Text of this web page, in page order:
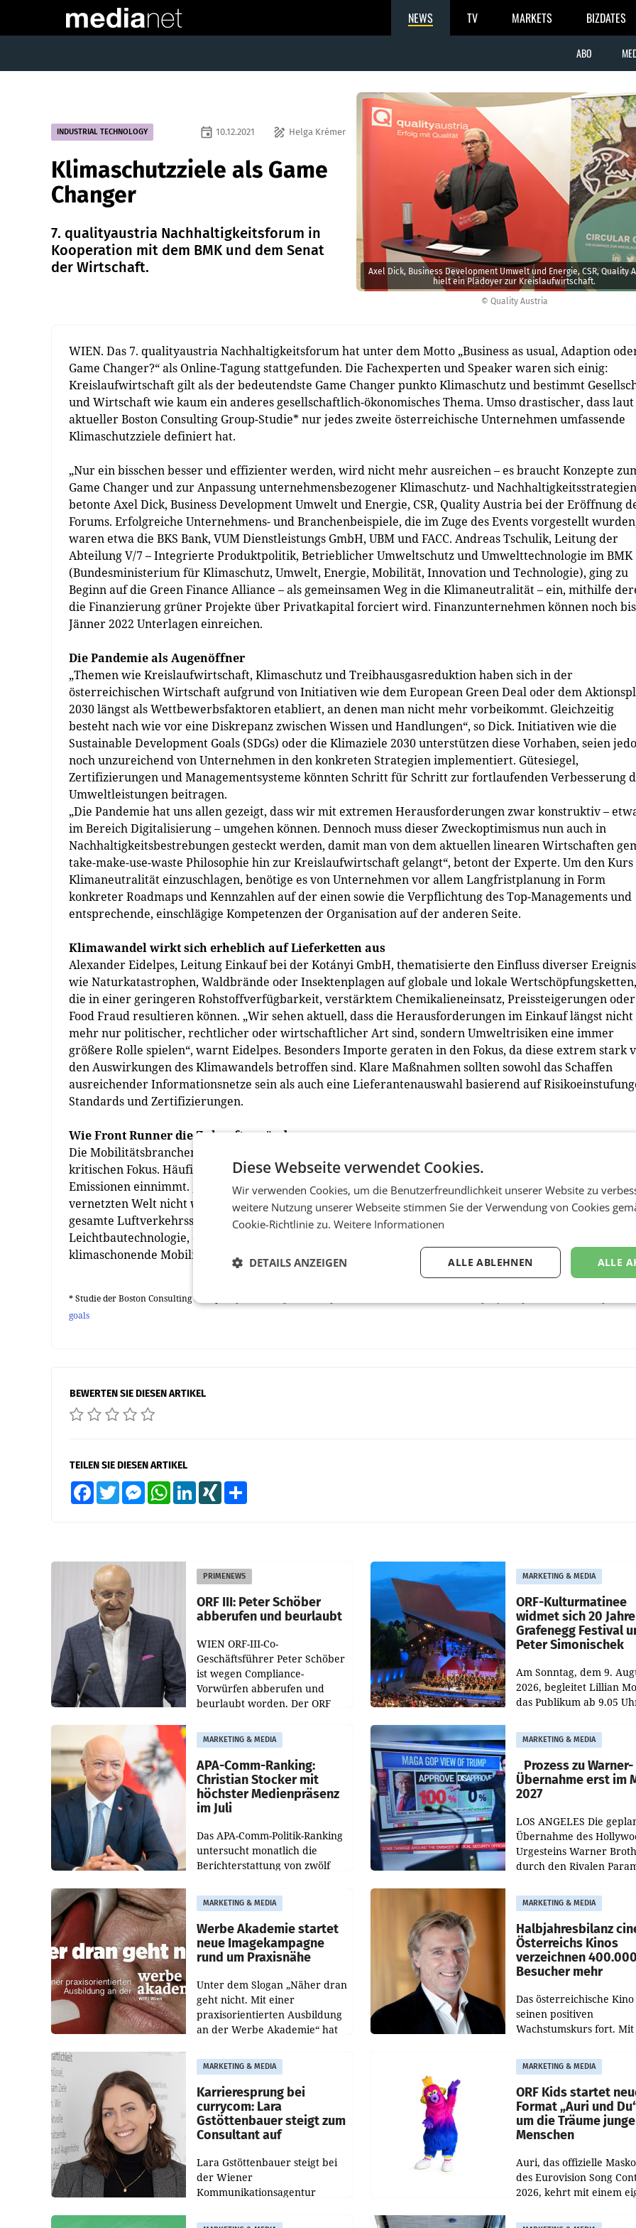
NEWS TV MARKETS BIZDATES
ABO
© Quality Austria
Axel Dick, Business Development Umwelt und Energie, CSR, Quality
hielt ein Plädoyer zur Kreislaufwirtschaft.
INDUSTRIAL TECHNOLOGY draw Helga Krémer
event 10.12.2021
Klimaschutzziele als Game
Changer
7. qualityaustria Nachhaltigkeitsforum in
Kooperation mit dem BMK und dem Senat
der Wirtschaft.
WIEN. Das 7. qualityaustria Nachhaltigkeitsforum hat unter dem Motto „Business as usual, Adaption
Game Changer?“ als Online-Tagung stattgefunden. Die Fachexperten und Speaker waren sich einig:
Kreislaufwirtschaft gilt als der bedeutendste Game Changer punkto Klimaschutz und bestimmt
und Wirtschaft wie kaum ein anderes gesellschaftlich-ökonomisches Thema. Umso drastischer, dass laut
aktueller Boston Consulting Group-Studie* nur jedes zweite österreichische Unternehmen umfassende
Klimaschutzziele definiert hat.
„Nur ein bisschen besser und effizienter werden, wird nicht mehr ausreichen – es braucht Konzepte
Game Changer und zur Anpassung unternehmensbezogener Klimaschutz- und
betonte Axel Dick, Business Development Umwelt und Energie, CSR, Quality Austria bei der Eröffnung
Forums. Erfolgreiche Unternehmens- und Branchenbeispiele, die im Zuge des Events vorgestellt
waren etwa die BKS Bank, VUM Dienstleistungs GmbH, UBM und FACC. Andreas Tschulik, Leitung der
Abteilung V/7 – Integrierte Produktpolitik, Betrieblicher Umweltschutz und Umwelttechnologie im BMK
(Bundesministerium für Klimaschutz, Umwelt, Energie, Mobilität, Innovation und Technologie), ging zu
Beginn auf die Green Finance Alliance – als gemeinsamen Weg in die Klimaneutralität – ein, mithilfe
die Finanzierung grüner Projekte über Privatkapital forciert wird. Finanzunternehmen können noch
Jänner 2022 Unterlagen einreichen.
Die Pandemie als Augenöffner
„Themen wie Kreislaufwirtschaft, Klimaschutz und Treibhausgasreduktion haben sich in der
österreichischen Wirtschaft aufgrund von Initiativen wie dem European Green Deal oder dem
2030 längst als Wettbewerbsfaktoren etabliert, an denen man nicht mehr vorbeikommt. Gleichzeitig
besteht nach wie vor eine Diskrepanz zwischen Wissen und Handlungen“, so Dick. Initiativen wie die
Sustainable Development Goals (SDGs) oder die Klimaziele 2030 unterstützen diese Vorhaben, seien
noch unzureichend von Unternehmen in den konkreten Strategien implementiert. Gütesiegel,
Zertifizierungen und Managementsysteme könnten Schritt für Schritt zur fortlaufenden Verbesserung
Umweltleistungen beitragen.
„Die Pandemie hat uns allen gezeigt, dass wir mit extremen Herausforderungen zwar konstruktiv –
im Bereich Digitalisierung – umgehen können. Dennoch muss dieser Zweckoptimismus nun auch in
Nachhaltigkeitsbestrebungen gesteckt werden, damit man von dem aktuellen linearen Wirtschaften
take-make-use-waste Philosophie hin zur Kreislaufwirtschaft gelangt“, betont der Experte. Um den
Klimaneutralität einzuschlagen, benötige es von Unternehmen vor allem Langfristplanung in Form
konkreter Roadmaps und Kennzahlen auf der einen sowie die Verpflichtung des Top-Managements und
entsprechende, einschlägige Kompetenzen der Organisation auf der anderen Seite.
Klimawandel wirkt sich erheblich auf Lieferketten aus
Alexander Eidelpes, Leitung Einkauf bei der Kotányi GmbH, thematisierte den Einfluss diverser
wie Naturkatastrophen, Waldbrände oder Insektenplagen auf globale und lokale Wertschöpfungsketten,
die in einer geringeren Rohstoffverfügbarkeit, verstärktem Chemikalieneinsatz, Preissteigerungen oder
Food Fraud resultieren können. „Wir sehen aktuell, dass die Herausforderungen im Einkauf längst nicht
mehr nur politischer, rechtlicher oder wirtschaftlicher Art sind, sondern Umweltrisiken eine immer
größere Rolle spielen“, warnt Eidelpes. Besonders Importe geraten in den Fokus, da diese extrem stark
den Auswirkungen des Klimawandels betroffen sind. Klare Maßnahmen sollten sowohl das Schaffen
ausreichender Informationsnetze sein als auch eine Lieferantenauswahl basierend auf
Standards und Zertifizierungen.
Wie Front Runner die Zukunft verändern
Die Mobilitätsbranchen und hier besonders Flugreisen rücken in der Klimadiskussion schnell in einen
kritischen Fokus. Häufig wird dabei übersehen, dass der Flugverkehr derzeit 2,7% der weltweiten CO2
Emissionen einnimmt. „Flugtransport, egal ob Personen oder Fracht, ist aus unserer globalisierten und
vernetzten Welt nicht wegzudenken. Umso wichtiger ist es, das Fliegen nachhaltig zu gestalten. Der
gesamte Luftverkehrssektor verfolgt das Ziel, bis 2050 das CO2-neutrale Fliegen zu erreichen. Mit
Leichtbautechnologie, die Gewicht reduziert und Treibstoff einspart, unterstützen wir eine
klimaschonende Mobilität – und das weltweit“, erklärt Patrick Doppler, Manager CSR der FACC AG. (hk)
* Studie der Boston Consulting Group:
goals
BEWERTEN SIE DIESEN ARTIKEL
TEILEN SIE DIESEN ARTIKEL
FacebookTwitter MessengerWhatsAppLinkedInXING
PRIMENEWS
ORF III: Peter Schöber
abberufen und beurlaubt
WIEN ORF-III-Co-
Geschäftsführer Peter Schöber
ist wegen Compliance-
Vorwürfen abberufen und
beurlaubt worden. Der ORF
entsprechende
Medienberichte.
MARKETING & MEDIA
ORF-Kulturmatinee
widmet sich 20
Grafenegg Festival
Peter Simonischek
Am Sonntag, dem 9.
2026, begleitet Lillian
das Publikum ab 9.05
„Kulturmatinee“. Die
startet mit der
„20 Jahre Grafenegg
MARKETING & MEDIA
APA-Comm-Ranking:
Christian Stocker mit
höchster Medienpräsenz
im Juli
Das APA-Comm-Politik-Ranking
untersucht monatlich die
Berichterstattung von zwölf
Tageszeitungen und analysiert,
welche Politikerinnen und
Politiker Österreichs die
MARKETING & MEDIA
Prozess zu Warner-
Übernahme erst im
2027
LOS ANGELES Die
Übernahme des
Urgesteins Warner
durch den Rivalen
Schwebe bleiben. Eine
Richterin setzte den
MARKETING & MEDIA
Werbe Akademie startet
neue Imagekampagne
rund um Praxisnähe
Unter dem Slogan „Näher dran
geht nicht. Mit einer
praxisorientierten Ausbildung
an der Werbe Akademie“ hat
WIFI Wien eine neue
Imagekampagne gestartet.
MARKETING & MEDIA
Halbjahresbilanz
Österreichs Kinos
verzeichnen
Besucher mehr
Das österreichische Kino
seinen positiven
Wachstumskurs fort.
und Besucher höheren
Nettoreichweite im
Halbjahr 2026
MARKETING & MEDIA
Karrieresprung bei
currycom: Lara
Gstöttenbauer steigt zum
Consultant auf
Lara Gstöttenbauer steigt bei
der Wiener
Kommunikationsagentur
partners zum Consultant auf.
MARKETING & MEDIA
ORF Kids startet
Format „Auri und
um die Träume
Menschen
Auri, das offizielle
des Eurovision Song
2026, kehrt mit einem
zurück. In der neuen
Diese Webseite verwendet Cookies.
Wir verwenden Cookies, um die Benutzerfreundlichkeit unserer Website zu
weitere Nutzung unserer Webseite stimmen Sie der Verwendung von Cookies
Cookie-Richtlinie zu. Weitere Informationen
ALLE
ALLE ABLEHNEN
DETAILS ANZEIGEN